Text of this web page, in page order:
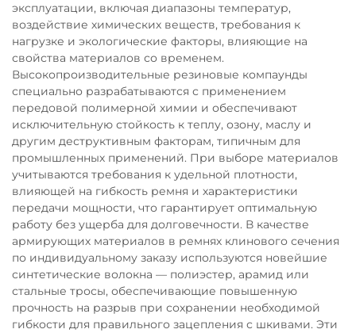
эксплуатации, включая диапазоны температур,
воздействие химических веществ, требования к
нагрузке и экологические факторы, влияющие на
свойства материалов со временем.
Высокопроизводительные резиновые компаунды
специально разрабатываются с применением
передовой полимерной химии и обеспечивают
исключительную стойкость к теплу, озону, маслу и
другим деструктивным факторам, типичным для
промышленных применений. При выборе материалов
учитываются требования к удельной плотности,
влияющей на гибкость ремня и характеристики
передачи мощности, что гарантирует оптимальную
работу без ущерба для долговечности. В качестве
армирующих материалов в ремнях клинового сечения
по индивидуальному заказу используются новейшие
синтетические волокна — полиэстер, арамид или
стальные тросы, обеспечивающие повышенную
прочность на разрыв при сохранении необходимой
гибкости для правильного зацепления с шкивами. Эти